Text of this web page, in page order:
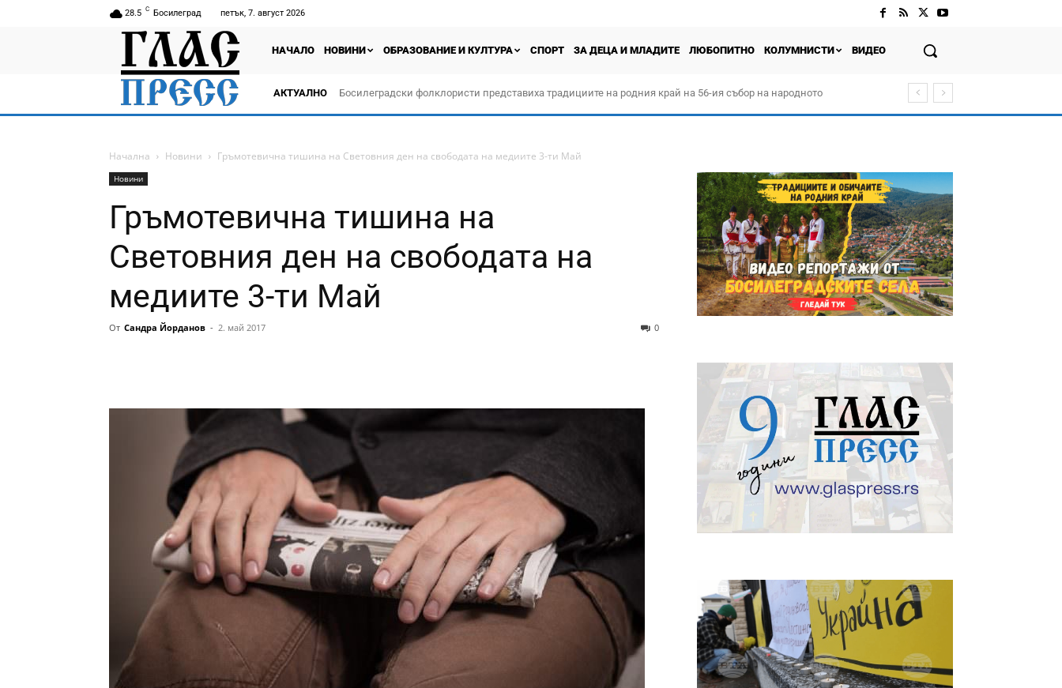
28.5 C Босилеград петък, 7. август 2026
НАЧАЛО НОВИНИ ОБРАЗОВАНИЕ И КУЛТУРА СПОРТ ЗА ДЕЦА И МЛАДИТЕ ЛЮБОПИТНО КОЛУМНИСТИ ВИДЕО
АКТУАЛНО
Босилеградски фолклористи представиха традициите на родния край на 56-ия събор на народното
творчество „Прођох Левач, прођох Шумадију“
Начална Новини Гръмотевична тишина на Световния ден на свободата на медиите 3-ти Май
Новини
Гръмотевична тишина на
Световния ден на свободата на
медиите 3-ти Май
От Сандра Йорданов - 2. май 2017 0